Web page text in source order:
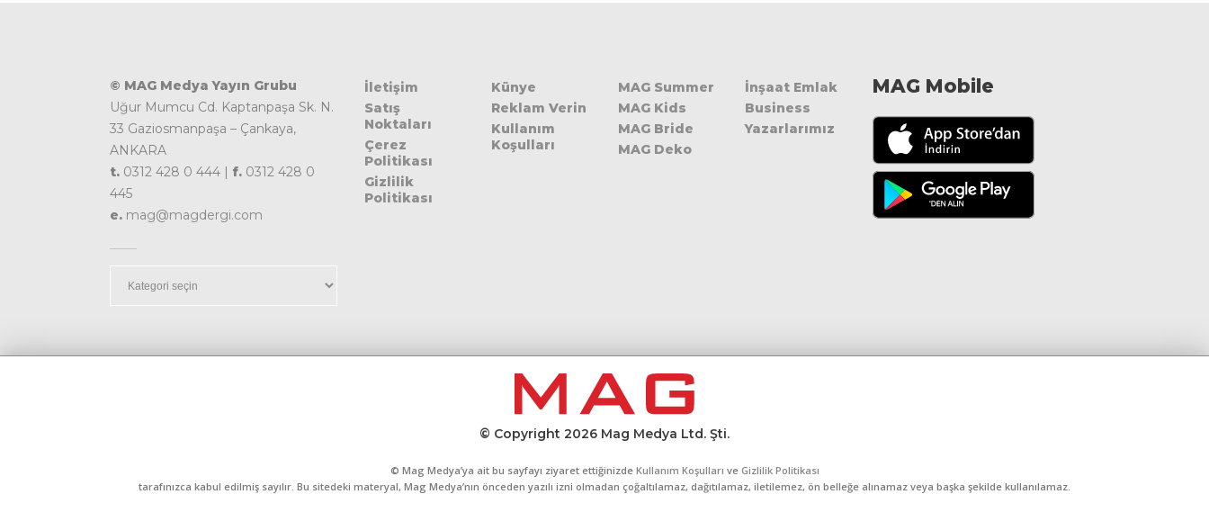
© MAG Medya Yayın Grubu
Uğur Mumcu Cd. Kaptanpaşa Sk. N.
33 Gaziosmanpaşa – Çankaya,
ANKARA
t. 0312 428 0 444 | f. 0312 428 0
445
e. mag@magdergi.com
İletişim
Satış
Noktaları
Çerez
Politikası
Gizlilik
Politikası
Künye
Reklam Verin
Kullanım
Koşulları
MAG Summer
MAG Kids
MAG Bride
MAG Deko
İnşaat Emlak
Business
Yazarlarımız
MAG Mobile
© Copyright 2026 Mag Medya Ltd. Şti.
© Mag Medya’ya ait bu sayfayı ziyaret ettiğinizde Kullanım Koşulları ve Gizlilik Politikası
tarafınızca kabul edilmiş sayılır. Bu sitedeki materyal, Mag Medya’nın önceden yazılı izni olmadan çoğaltılamaz, dağıtılamaz, iletilemez, ön belleğe alınamaz veya başka şekilde kullanılamaz.